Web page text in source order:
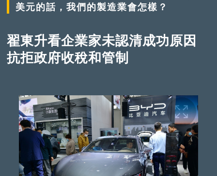
美元的話，我們的製造業會怎樣？
翟東升看企業家未認清成功原因
抗拒政府收稅和管制